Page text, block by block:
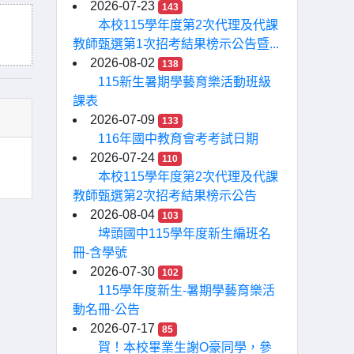
2026-07-23
143
本校115學年度第2次代理及代課
教師甄選第1次招考結果榜示公告暨...
2026-08-02
138
115新生暑期學藝育樂活動班級
課表
2026-07-09
133
116年國中教育會考考試日期
2026-07-24
110
本校115學年度第2次代理及代課
教師甄選第2次招考結果榜示公告
2026-08-04
103
埤頭國中115學年度新生編班名
冊-含學號
2026-07-30
102
115學年度新生-暑期學藝育樂活
動名冊-公告
2026-07-17
85
賀！本校畢業生謝O豪同學，參